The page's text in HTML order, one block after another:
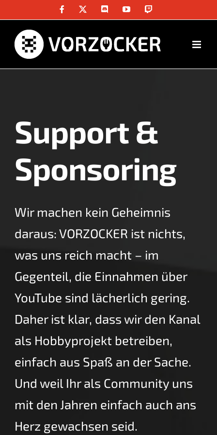
content
Facebook DiscordYouTube
Support &
Sponsoring
Wir machen kein Geheimnis
daraus: VORZOCKER ist nichts,
was uns reich macht – im
Gegenteil, die Einnahmen über
YouTube sind lächerlich gering.
Daher ist klar, dass wir den Kanal
als Hobbyprojekt betreiben,
einfach aus Spaß an der Sache.
Und weil Ihr als Community uns
mit den Jahren einfach auch ans
Herz gewachsen seid.